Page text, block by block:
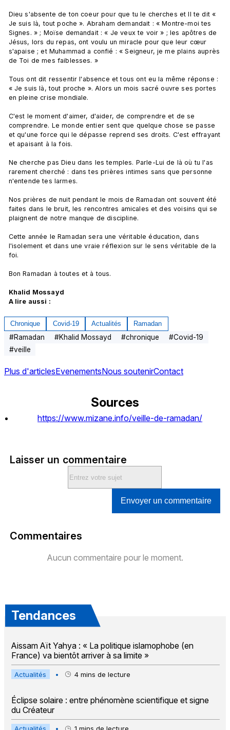
Dieu s'absente de ton coeur pour que tu le cherches et Il te dit «
Je suis là, tout poche ». Abraham demandait : « Montre-moi tes
Signes. » ; Moïse demandait : « Je veux te voir » ; les apôtres de
Jésus, lors du repas, ont voulu un miracle pour que leur cœur
s'apaise ; et Muhammad a confié : « Seigneur, je me plains auprès
de Toi de mes faiblesses. »
Tous ont dit ressentir l'absence et tous ont eu la même réponse :
« Je suis là, tout proche ». Alors un mois sacré ouvre ses portes
en pleine crise mondiale.
C'est le moment d'aimer, d'aider, de comprendre et de se
comprendre. Le monde entier sent que quelque chose se passe
et qu'une force qui le dépasse reprend ses droits. C'est effrayant
et apaisant à la fois.
Ne cherche pas Dieu dans les temples. Parle-Lui de là où tu l'as
rarement cherché : dans tes prières intimes sans que personne
n'entende tes larmes.
Nos prières de nuit pendant le mois de Ramadan ont souvent été
faites dans le bruit, les rencontres amicales et des voisins qui se
plaignent de notre manque de discipline.
Cette année le Ramadan sera une véritable éducation, dans
l'isolement et dans une vraie réflexion sur le sens véritable de la
foi.
Bon Ramadan à toutes et à tous.
Khalid Mossayd
A lire aussi :
Chronique Covid-19 Actualités Ramadan
#Ramadan #Khalid Mossayd #chronique #Covid-19
#veille
Plus d'articlesEvenementsNous soutenirContact
Sources
https://www.mizane.info/veille-de-ramadan/
Laisser un commentaire
Envoyer un commentaire
Commentaires
Aucun commentaire pour le moment.
Tendances
Aissam Aït Yahya : « La politique islamophobe (en
France) va bientôt arriver à sa limite »
Actualités • 4 mins de lecture
Éclipse solaire : entre phénomène scientifique et signe
du Créateur